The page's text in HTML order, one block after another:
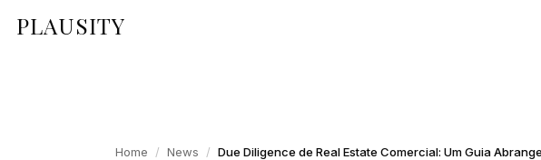
PLAUSITY
Home / News /